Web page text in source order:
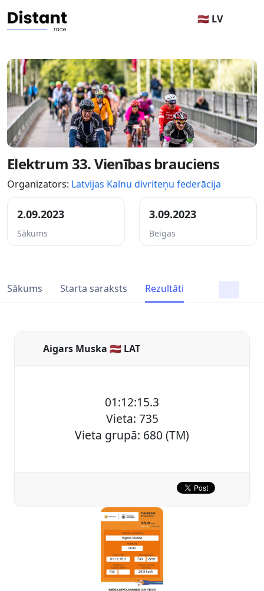
🇱🇻 LV
Elektrum 33. Vienības brauciens
Organizators: Latvijas Kalnu divriteņu federācija
2.09.2023
Sākums
3.09.2023
Beigas
Sākums Starta saraksts Rezultāti
Aigars Muska 🇱🇻 LAT
01:12:15.3
Vieta: 735
Vieta grupā: 680 (TM)